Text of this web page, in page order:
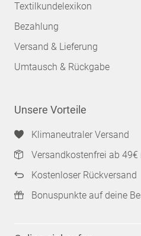
Textilkundelexikon
Bezahlung
Versand & Lieferung
Umtausch & Rückgabe
Unsere Vorteile
Klimaneutraler Versand
Versandkostenfrei ab
Kostenloser Rückversand
Bonuspunkte auf deine